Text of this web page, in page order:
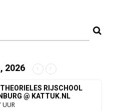
2026
RIJSCHOOL
@ KATTUK.NL
UUR